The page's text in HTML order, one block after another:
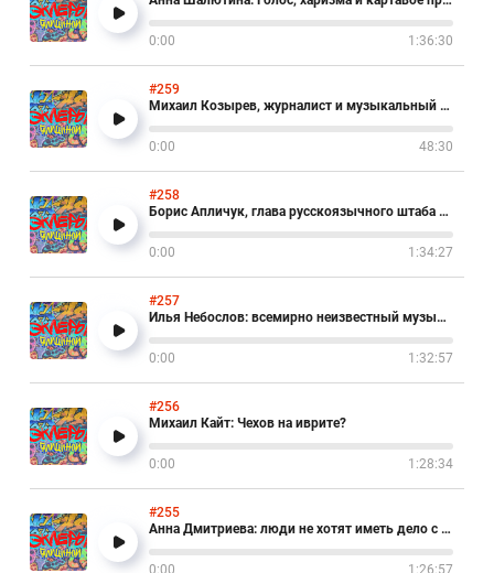
0:00 1:36:30
#259
Михаил Козырев, журналист и музыкальный критик
0:00 48:30
#258
Борис Апличук, глава русскоязычного штаба «Ликуд»
0:00 1:34:27
#257
Илья Небослов: всемирно неизвестный музыкант
0:00 1:32:57
#256
Михаил Кайт: Чехов на иврите?
0:00 1:28:34
#255
Анна Дмитриева: люди не хотят иметь дело с 7 октября